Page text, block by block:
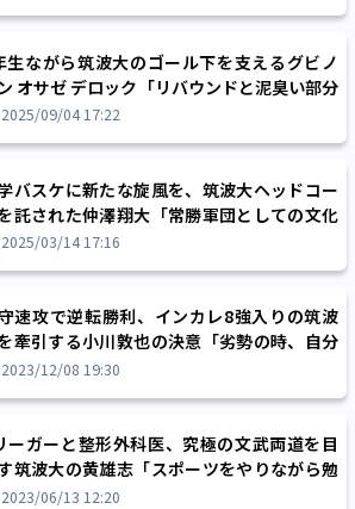
生ながら筑波大のゴール下を支えるグビノ
オサゼ デロック「リバウンドと泥臭い部分
張ってチームに貢献したい」
2025/09/04 17:22
バスケに新たな旋風を、筑波大ヘッドコー
託された仲澤翔大「常勝軍団としての文化
統を継承することが使命」
2025/03/14 17:16
速攻で逆転勝利、インカレ8強入りの筑波
牽引する小川敦也の決意「劣勢の時、自分
り攻める意識を強く」
2023/12/08 19:30
ーガーと整形外科医、究極の文武両道を目
筑波大の黄雄志「スポーツをやりながら勉
頑張っている人たちはたくさんいます」
2023/06/13 12:20